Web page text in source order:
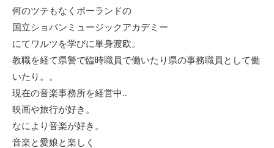
何のツテもなくポーランドの
国立ショパンミュージックアカデミー
にてワルツを学びに単身渡欧。
教職を経て県警で臨時職員で働いたり県の事務職員として働
いたり。。
現在の音楽事務所を経営中..
映画や旅行が好き。
なにより音楽が好き。
音楽と愛娘と楽しく